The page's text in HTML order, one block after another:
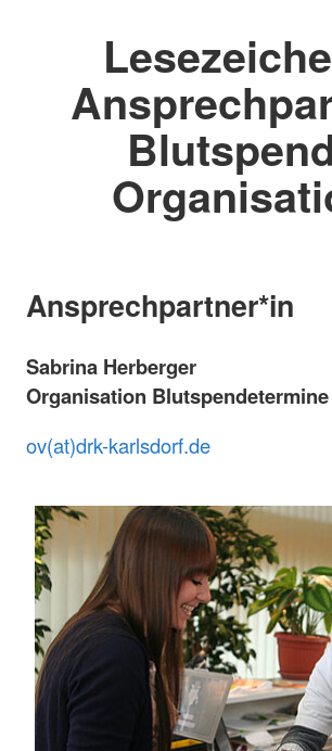
Ansprechpartner*in
Sabrina Herberger
Organisation Blutspendetermine
ov(at)drk-karlsdorf.de